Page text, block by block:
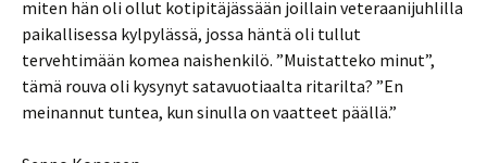
miten hän oli ollut kotipitäjässään joillain veteraanijuhlilla
paikallisessa kylpylässä, jossa häntä oli tullut
tervehtimään komea naishenkilö. ”Muistatteko minut”,
tämä rouva oli kysynyt satavuotiaalta ritarilta? ”En
meinannut tuntea, kun sinulla on vaatteet päällä.”